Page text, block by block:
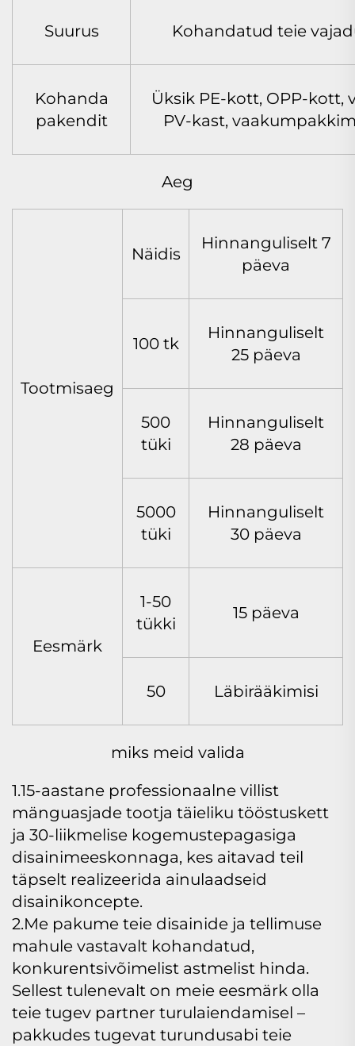
Suurus Kohandatud teie
Kohanda
pakendit
Üksik PE-kott, OPP-kott,
PV-kast,
Aeg
Tootmisaeg
Näidis
Hinnanguliselt 7
päeva
100 tk
Hinnanguliselt
25 päeva
500
tüki
Hinnanguliselt
28 päeva
5000
tüki
Hinnanguliselt
30 päeva
Eesmärk
1-50
tükki
15 päeva
50 Läbirääkimisi
miks meid valida
1.15-aastane professionaalne villist
mänguasjade tootja täieliku tööstuskett
ja 30-liikmelise kogemustepagasiga
disainimeeskonnaga, kes aitavad teil
täpselt realizeerida ainulaadseid
disainikoncepte.
2.Me pakume teie disainide ja tellimuse
mahule vastavalt kohandatud,
konkurentsivõimelist astmelist hinda.
Sellest tulenevalt on meie eesmärk olla
teie tugev partner turulaiendamisel –
pakkudes tugevat turundusabi teie